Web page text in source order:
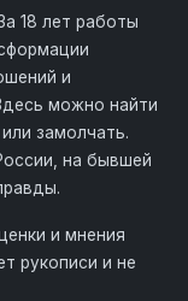
18 лет работы
и
можно найти
замолчать.
на бывшей
и мнения
рукописи и не